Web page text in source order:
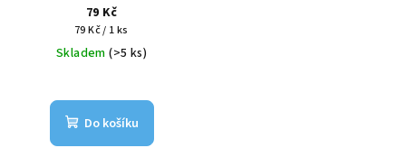
79 Kč
Měrná
cena:
79 Kč / 1 ks
Skladem(>5 ks)
Do košíku